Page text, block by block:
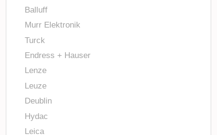
Balluff
Murr Elektronik
Turck
Endress + Hauser
Lenze
Leuze
Deublin
Hydac
Leica